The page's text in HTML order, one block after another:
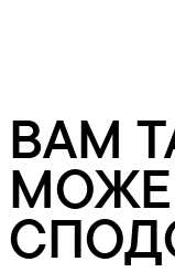
ВАМ
МОЖЕ